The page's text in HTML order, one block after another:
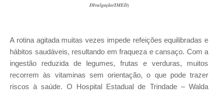
DIvulgação/IMED)
A rotina agitada muitas vezes impede refeições equilibradas e
hábitos saudáveis, resultando em fraqueza e cansaço. Com a
ingestão reduzida de legumes, frutas e verduras, muitos
recorrem às vitaminas sem orientação, o que pode trazer
riscos à saúde.
O Hospital Estadual de Trindade – Walda